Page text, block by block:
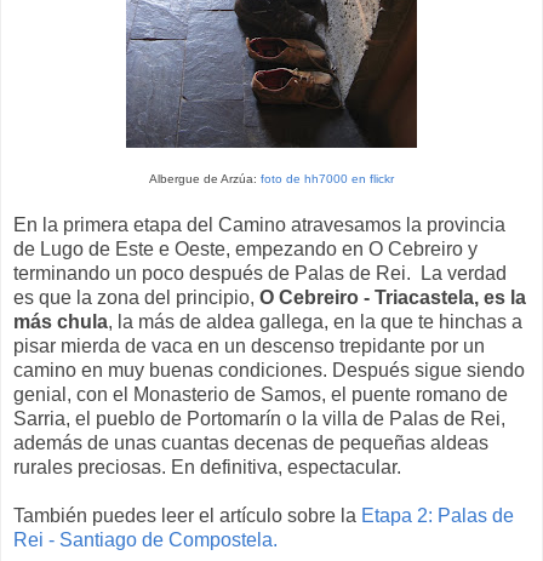
Albergue de Arzúa: foto de hh7000 en flickr
En la primera etapa del Camino atravesamos la provincia
de Lugo de Este e Oeste, empezando en O Cebreiro y
terminando un poco después de Palas de Rei. La verdad
es que la zona del principio, O Cebreiro - Triacastela, es la
más chula, la más de aldea gallega, en la que te hinchas a
pisar mierda de vaca en un descenso trepidante por un
camino en muy buenas condiciones. Después sigue siendo
genial, con el Monasterio de Samos, el puente romano de
Sarria, el pueblo de Portomarín o la villa de Palas de Rei,
además de unas cuantas decenas de pequeñas aldeas
rurales preciosas. En definitiva, espectacular.
También puedes leer el artículo sobre la Etapa 2: Palas de
Rei - Santiago de Compostela.